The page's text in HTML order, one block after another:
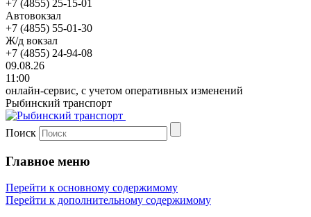
+7 (4855) 25-15-01
Автовокзал
+7 (4855) 55-01-30
Ж/д вокзал
+7 (4855) 24-94-08
09.08.26
11:00
онлайн-сервис, с учетом оперативных изменений
Рыбинский транспорт
Поиск
Главное меню
Перейти к основному содержимому
Перейти к дополнительному содержимому